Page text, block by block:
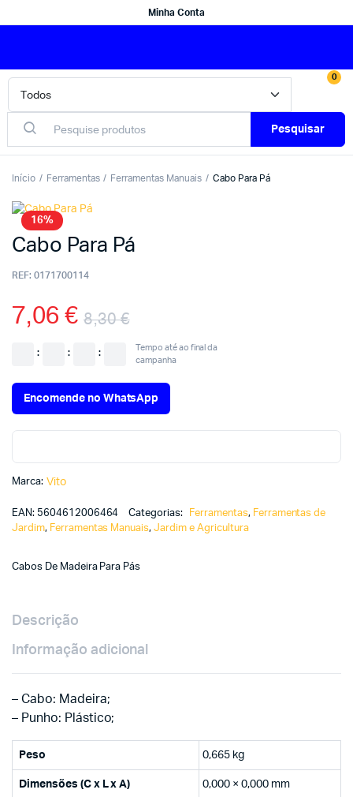
Minha Conta
0
Pesquisar
Início Ferramentas Ferramentas Manuais Cabo Para Pá
16%
Cabo Para Pá
REF: 0171700114
8,30€
7,06€
: : :
Tempo até ao final da
campanha
Encomende no WhatsApp
Marca: Vito
EAN: 5604612006464 Categorias: Ferramentas, Ferramentas de
Jardim, Ferramentas Manuais,Jardim e Agricultura
Cabos De Madeira Para Pás
Descrição
Informação adicional
– Cabo: Madeira;
– Punho: Plástico;
Peso 0,665 kg
Dimensões (C x L x A) 0,000 × 0,000 mm